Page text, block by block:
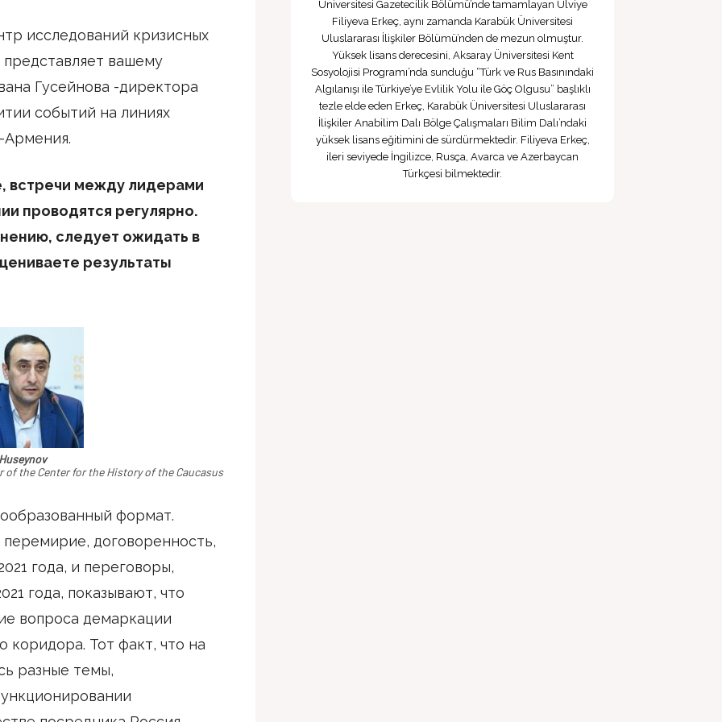
исследований кризисных
вашему
Гусейнова -директора
событий на линиях
встречи между лидерами
проводятся регулярно.
следует ожидать в
результаты
of the Center for the History of the Caucasus
формат.
договоренность,
года, и переговоры,
года, показывают, что
вопроса демаркации
коридора. Тот факт, что на
разные темы,
Üniversitesi Gazetecilik Bölümü’nde tamamlayan Ülviye
Filiyeva Erkeç, aynı zamanda Karabük Üniversitesi
Uluslararası İlişkiler Bölümü’nden de mezun olmuştur.
Yüksek lisans derecesini, Aksaray Üniversitesi Kent
Sosyolojisi Programı’nda sunduğu “Türk ve Rus Basınındaki
Algılanışı ile Türkiye’ye Evlilik Yolu ile Göç Olgusu” başlıklı
tezle elde eden Erkeç, Karabük Üniversitesi Uluslararası
İlişkiler Anabilim Dalı Bölge Çalışmaları Bilim Dalı’ndaki
yüksek lisans eğitimini de sürdürmektedir. Filiyeva Erkeç,
ileri seviyede İngilizce, Rusça, Avarca ve Azerbaycan
Türkçesi bilmektedir.